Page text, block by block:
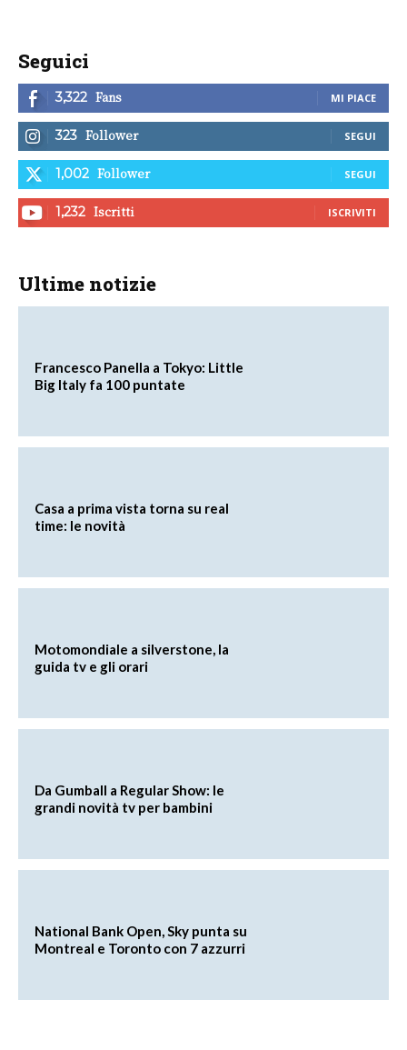
Seguici
3,322 Fans MI PIACE
323 Follower SEGUI
1,002 Follower SEGUI
1,232 Iscritti ISCRIVITI
Ultime notizie
Francesco Panella a Tokyo: Little
Big Italy fa 100 puntate
Casa a prima vista torna su real
time: le novità
Motomondiale a silverstone, la
guida tv e gli orari
Da Gumball a Regular Show: le
grandi novità tv per bambini
National Bank Open, Sky punta su
Montreal e Toronto con 7 azzurri